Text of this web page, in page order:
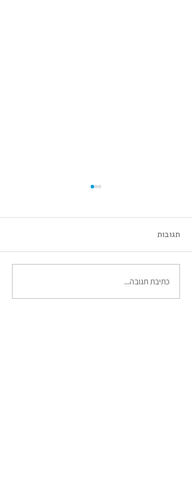
מיטל דורתגובות
כתיבת תגובה...